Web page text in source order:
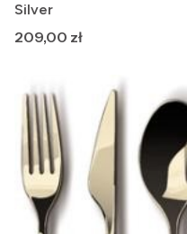
Silver
Cena
209,00 zł